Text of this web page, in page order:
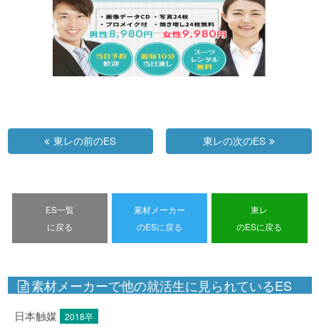
東レの前のES 東レの次のES
ES一覧
に戻る
素材メーカー
のESに戻る
東レ
のESに戻る
素材メーカーで他の就活生に見られているES
日本触媒 2018卒